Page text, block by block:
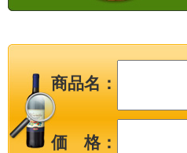
商品名：
価 格：